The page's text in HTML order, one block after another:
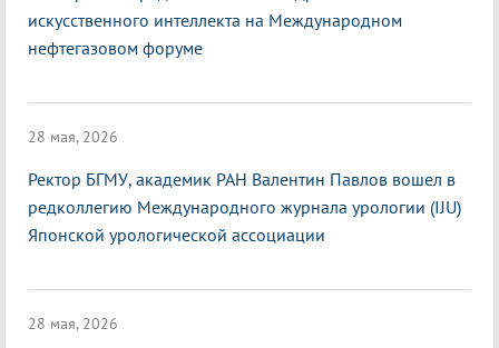
искусственного интеллекта на Международном
нефтегазовом форуме
28 мая, 2026
Ректор БГМУ, академик РАН Валентин Павлов вошел в
редколлегию Международного журнала урологии (IJU)
Японской урологической ассоциации
28 мая, 2026